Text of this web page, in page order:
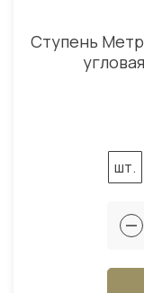
Ступень
шт.